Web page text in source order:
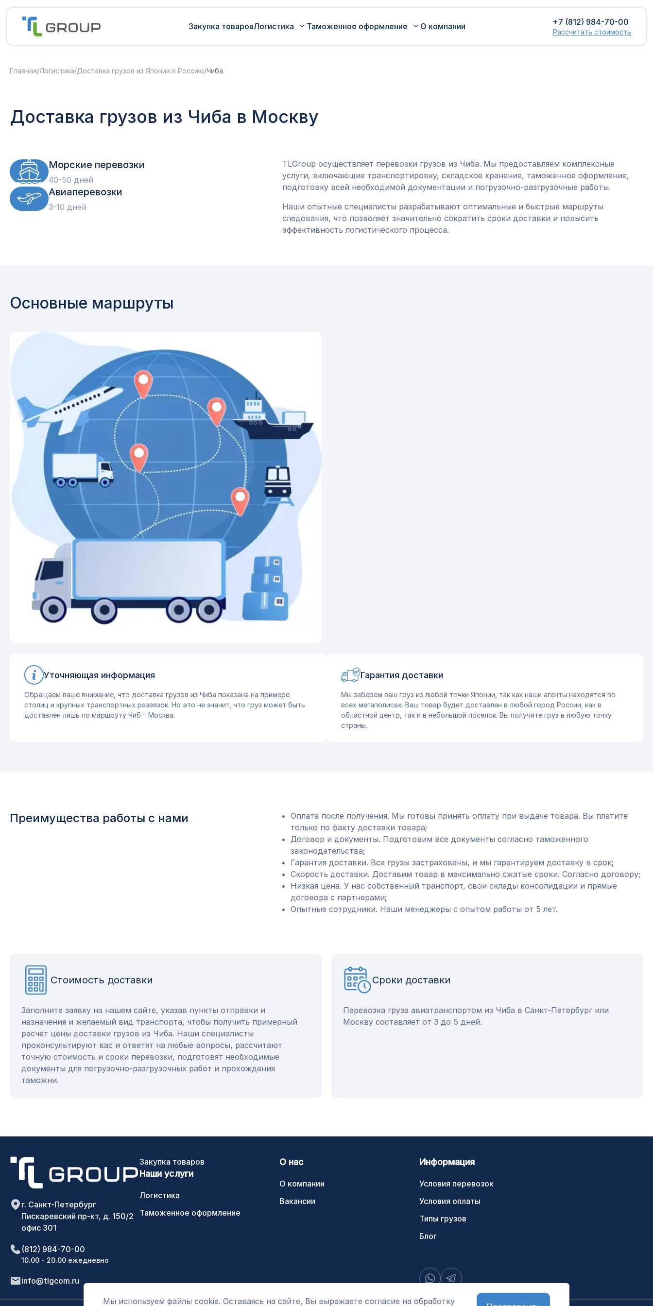
Закупка товаровЛогистика
Доставка грузов из Турции в
Россию
Железнодорожные перевозки грузов
Таможенное оформление
Международная доставка
товара
О компании +7 (812) 984-70-00
Рассчитать стоимость
Главная/Логистика/Доставка грузов из Японии в Россию/Чиба
Доставка грузов из Чиба в Москву
Морские перевозки
40-50 дней
Авиаперевозки
3-10 дней
TLGroup осуществляет перевозки грузов из Чиба. Мы предоставляем комплексные
услуги, включающие транспортировку, складское хранение, таможенное оформление,
подготовку всей необходимой документации и погрузочно-разгрузочные работы.
Наши опытные специалисты разрабатывают оптимальные и быстрые маршруты
следования, что позволяет значительно сократить сроки доставки и повысить
эффективность логистического процесса.
Основные маршруты
Уточняющая информация
Обращаем ваше внимание, что доставка грузов из Чиба показана на примере
столиц и крупных транспортных развязок. Но это не значит, что груз может быть
доставлен лишь по маршруту Чиб – Москва.
Гарантия доставки
Мы заберем ваш груз из любой точки Японии, так как наши агенты находятся во
всех мегаполисах. Ваш товар будет доставлен в любой город России, как в
областной центр, так и в небольшой поселок. Вы получите груз в любую точку
страны.
Преимущества работы с нами
Оплата после получения. Мы готовы принять оплату при выдаче товара. Вы платите
только по факту доставки товара;
Договор и документы. Подготовим все документы согласно таможенного
законодательства;
Гарантия доставки. Все грузы застрахованы, и мы гарантируем доставку в срок;
Скорость доставки. Доставим товар в максимально сжатые сроки. Согласно договору;
Низкая цена. У нас собственный транспорт, свои склады консолидации и прямые
договора с партнерами;
Опытные сотрудники. Наши менеджеры с опытом работы от 5 лет.
Стоимость доставки
Заполните заявку на нашем сайте, указав пункты отправки и
назначения и желаемый вид транспорта, чтобы получить примерный
расчет цены доставки грузов из Чиба. Наши специалисты
проконсультируют вас и ответят на любые вопросы, рассчитают
точную стоимость и сроки перевозки, подготовят необходимые
документы для погрузочно-разгрузочных работ и прохождения
таможни.
Сроки доставки
Перевозка груза авиатранспортом из Чиба в Санкт-Петербург или
Москву составляет от 3 до 5 дней.
Мы используем файлы cookie. Оставаясь на сайте, Вы выражаете согласие на обработку
г. Санкт-Петербург
Пискаревский пр-кт, д. 150/2
офис 301
(812) 984-70-00
10.00 - 20.00 ежедневно
info@tlgcom.ru
Закупка товаров
Наши услуги
Логистика
Таможенное оформление
О нас
О компании
Вакансии
Информация
Условия перевозок
Условия оплаты
Типы грузов
Блог